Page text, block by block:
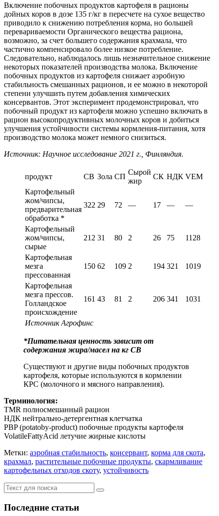
Включение побочных продуктов картофеля в рационы
дойных коров в дозе 135 г/кг в пересчете на сухое вещество
приводило к снижению потребления корма, но большей
перевариваемости Органического вещества рациона,
возможно, за счет большего содержания крахмала, что
частично компенсировало более низкое потребление.
Следовательно, наблюдалось лишь незначительное снижение
некоторых показателей производства молока. Включение
побочных продуктов из картофеля снижает аэробную
стабильность смешанных рационов, и ее можно в некоторой
степени улучшить путем добавления химических
консервантов. Этот эксперимент продемонстрировал, что
побочный продукт из картофеля можно успешно включать в
рацион высокопродуктивных молочных коров и добиться
улучшения устойчивости системы кормления-питания, хотя
производство молока может немного снизиться.
Источник: Научное исследование 2021 г., Финляндия.
продукт СВ Зола СП
Сырой
жир
СК НДК VEM
Картофельный
жом/чипсы,
предварительная
обработка *
322 29 72 — 17 — —
Картофельный
жом/чипсы,
сырые
212 31 80 2 26 75 1128
Картофельная
мезга
прессованная
150 62 109 2 194 321 1019
Картофельная
мезга прессов.
Голландское
происхождение
161 43 81 2 206 341 1031
Источник Агрофинс
*Питательная ценность зависит от
содержания жира/масел на кг СВ
Существуют и другие виды побочных продуктов
картофеля, которые используются в кормлении
КРС (молочного и мясного направления).
Терминология:
TMR полносмешанный рацион
НДК нейтрально-детергентная клетчатка
PBP (potatoby-product) побочные продукты картофеля
VolatileFattyAcid летучие жирные кислоты
Метки: аэробная стабильность, консервант, корма для скота,
крахмал, растительные побочные продукты, скармливание
картофельных отходов скоту, устойчивость
Последние статьи